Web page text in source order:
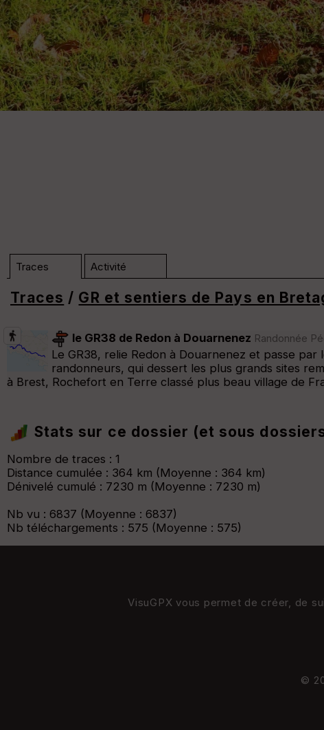
Traces Activité
Traces / GR et sentiers de Pays en
Dossier GR38 (n°3727)
Trier
le GR38 de Redon à Douarnenez Randonnée
Le GR38, relie Redon à Douarnenez et passe
randonneurs, qui dessert les plus grands sites
à Brest, Rochefort en Terre classé plus beau village de
Stats sur ce dossier (et sous
Nombre de traces : 1
Distance cumulée : 364 km (Moyenne : 364 km)
Dénivelé cumulé : 7230 m (Moyenne : 7230 m)
Nb vu : 6837 (Moyenne : 6837)
Nb téléchargements : 575 (Moyenne : 575)
VisuGPX vous permet de créer, de
©